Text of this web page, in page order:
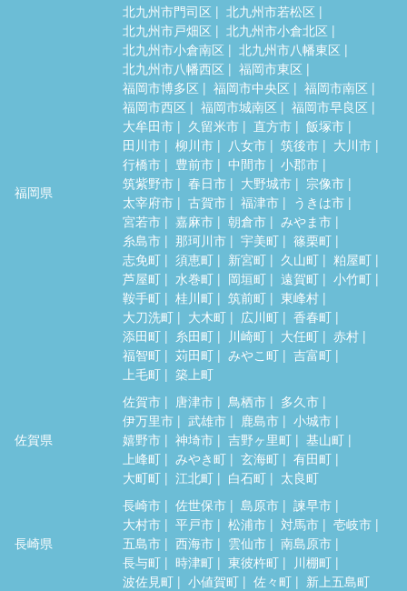
福岡県
北九州市門司区
北九州市若松区
北九州市戸畑区
北九州市小倉北区
北九州市小倉南区
北九州市八幡東区
北九州市八幡西区
福岡市東区
福岡市博多区
福岡市中央区
福岡市南区
福岡市西区
福岡市城南区
福岡市早良区
大牟田市
久留米市 直方市
飯塚市
田川市
柳川市 八女市 筑後市
大川市
行橋市
豊前市 中間市
小郡市
筑紫野市
春日市 大野城市
宗像市
太宰府市
古賀市 福津市
うきは市
宮若市
嘉麻市 朝倉市
みやま市
糸島市
那珂川市 宇美町
篠栗町
志免町
須恵町 新宮町 久山町
粕屋町
芦屋町
水巻町 岡垣町 遠賀町
小竹町
鞍手町
桂川町 筑前町
東峰村
大刀洗町
大木町 広川町
香春町
添田町
糸田町 川崎町 大任町
赤村
福智町
苅田町 みやこ町
吉富町
上毛町
築上町
佐賀県
佐賀市 唐津市 鳥栖市
多久市
伊万里市
武雄市 鹿島市
小城市
嬉野市
神埼市 吉野ヶ里町
基山町
上峰町
みやき町 玄海町
有田町
大町町
江北町 白石町 太良町
長崎県
長崎市 佐世保市 島原市
諫早市
大村市
平戸市 松浦市 対馬市
壱岐市
五島市
西海市 雲仙市
南島原市
長与町
時津町 東彼杵町
川棚町
波佐見町
小値賀町 佐々町 新上五島町